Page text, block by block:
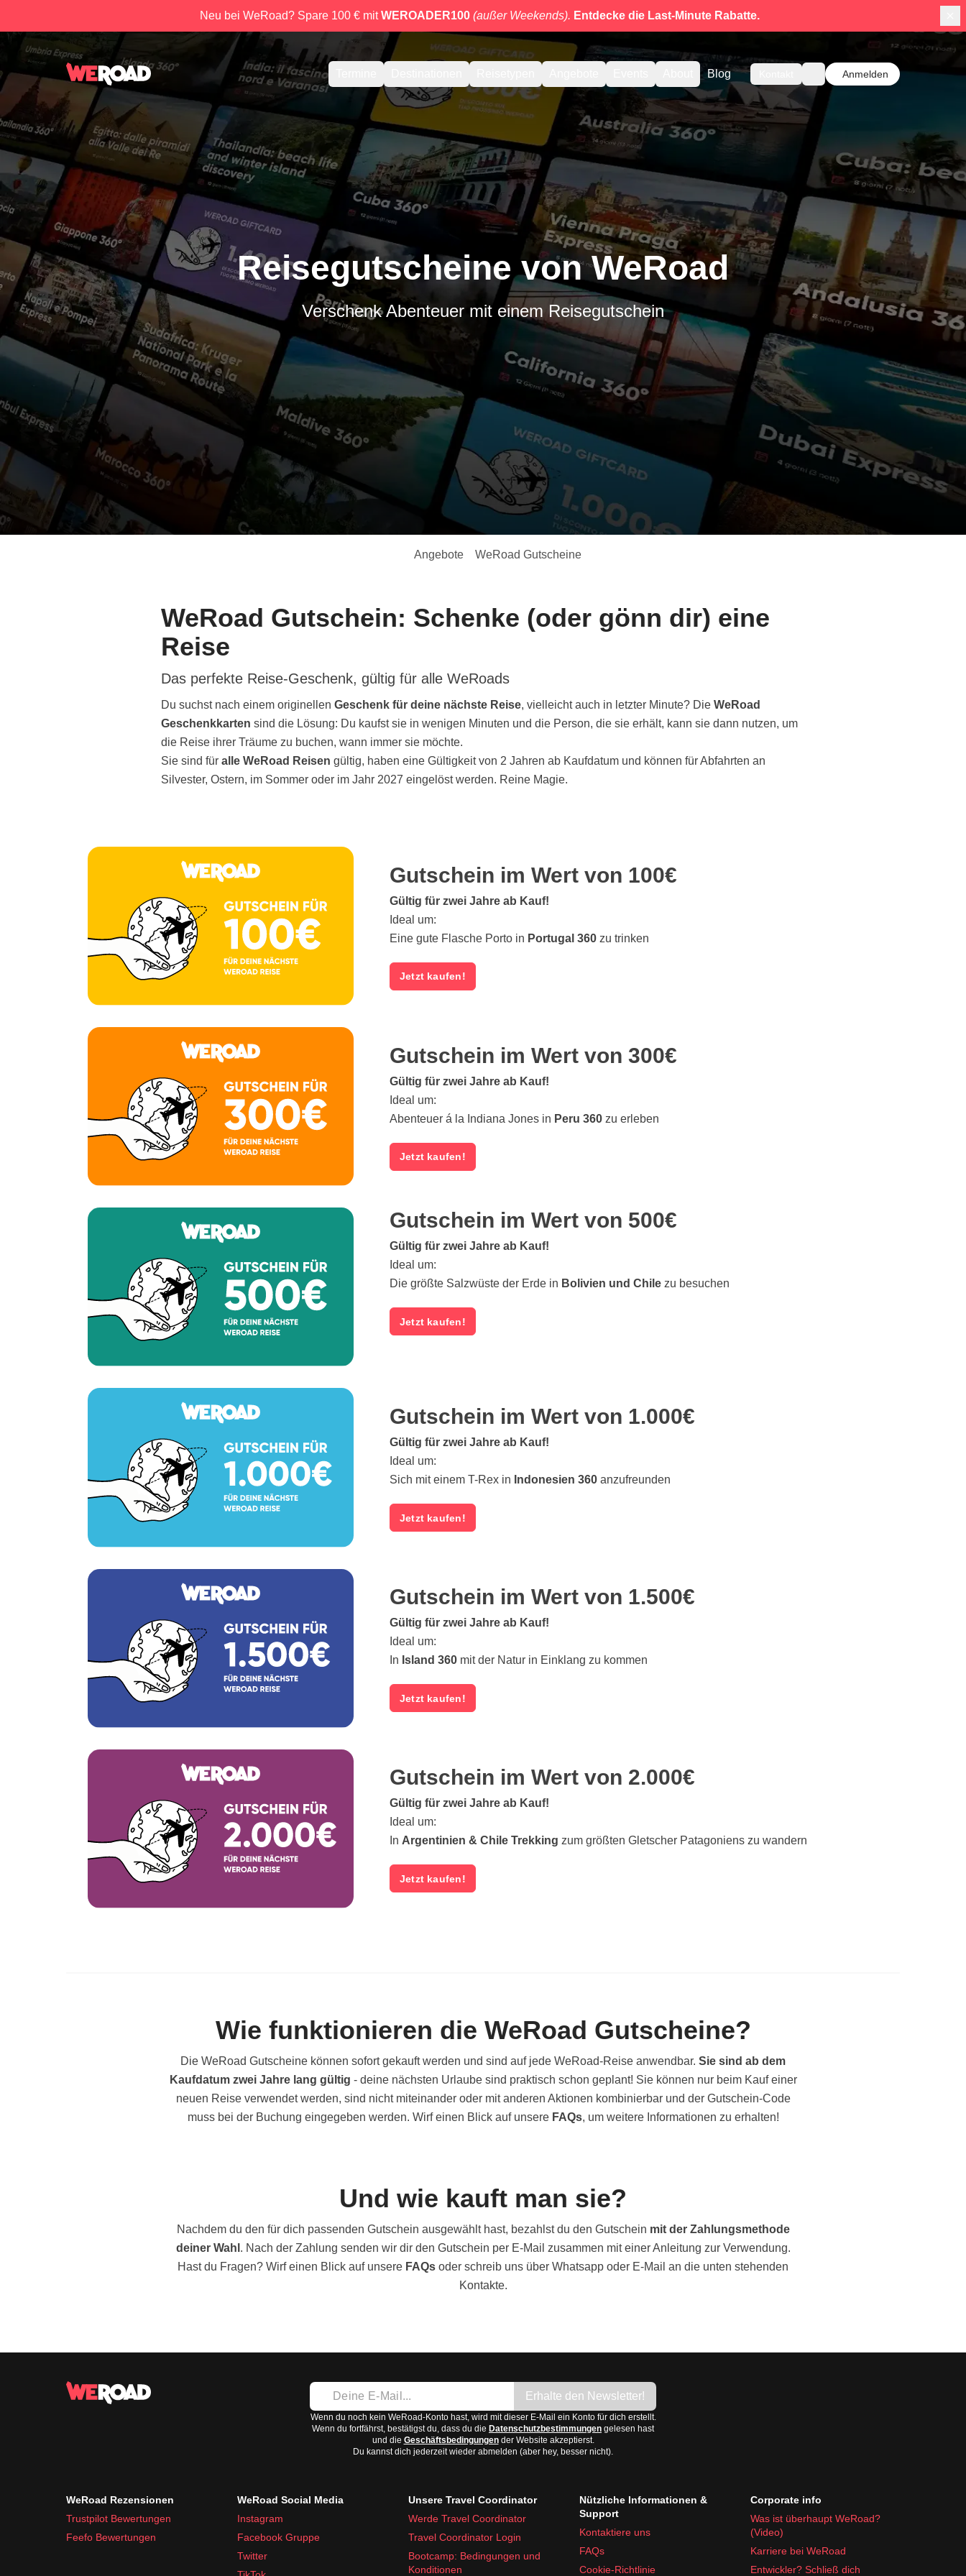
Neu bei WeRoad? Spare 100 € mitWEROADER100 (außer Weekends). Entdecke die Last-Minute Rabatte.
Blog Anmelden
Reisegutscheine von WeRoad
Verschenk Abenteuer mit einem Reisegutschein
Angebote WeRoad Gutscheine
WeRoad Gutschein: Schenke (oder gönn dir) eine
Reise
Das perfekte Reise-Geschenk, gültig für alle WeRoads
Du suchst nach einem originellen Geschenk für deine nächste Reise, vielleicht auch in letzter Minute? Die WeRoad
Geschenkkarten sind die Lösung: Du kaufst sie in wenigen Minuten und die Person, die sie erhält, kann sie dann nutzen, um
die Reise ihrer Träume zu buchen, wann immer sie möchte.
Sie sind für alle WeRoad Reisen gültig, haben eine Gültigkeit von 2 Jahren ab Kaufdatum und können für Abfahrten an
Silvester, Ostern, im Sommer oder im Jahr 2027 eingelöst werden. Reine Magie.
Gutschein im Wert von 100€
Gültig für zwei Jahre ab Kauf!
Ideal um:
Eine gute Flasche Porto in Portugal 360 zu trinken
Jetzt kaufen!
Gutschein im Wert von 300€
Gültig für zwei Jahre ab Kauf!
Ideal um:
Abenteuer á la Indiana Jones in Peru 360 zu erleben
Jetzt kaufen!
Gutschein im Wert von 500€
Gültig für zwei Jahre ab Kauf!
Ideal um:
Die größte Salzwüste der Erde in Bolivien und Chile zu besuchen
Jetzt kaufen!
Gutschein im Wert von 1.000€
Gültig für zwei Jahre ab Kauf!
Ideal um:
Sich mit einem T-Rex in Indonesien 360 anzufreunden
Jetzt kaufen!
Gutschein im Wert von 1.500€
Gültig für zwei Jahre ab Kauf!
Ideal um:
In Island 360 mit der Natur in Einklang zu kommen
Jetzt kaufen!
Gutschein im Wert von 2.000€
Gültig für zwei Jahre ab Kauf!
Ideal um:
In Argentinien & Chile Trekking zum größten Gletscher Patagoniens zu wandern
Jetzt kaufen!
Wie funktionieren die WeRoad Gutscheine?
Die WeRoad Gutscheine können sofort gekauft werden und sind auf jede WeRoad-Reise anwendbar. Sie sind ab dem
Kaufdatum zwei Jahre lang gültig - deine nächsten Urlaube sind praktisch schon geplant! Sie können nur beim Kauf einer
neuen Reise verwendet werden, sind nicht miteinander oder mit anderen Aktionen kombinierbar und der Gutschein-Code
muss bei der Buchung eingegeben werden. Wirf einen Blick auf unsere FAQs, um weitere Informationen zu erhalten!
Und wie kauft man sie?
Nachdem du den für dich passenden Gutschein ausgewählt hast, bezahlst du den Gutschein mit der Zahlungsmethode
deiner Wahl . Nach der Zahlung senden wir dir den Gutschein per E-Mail zusammen mit einer Anleitung zur Verwendung.
Hast du Fragen? Wirf einen Blick auf unsere FAQs oder schreib uns über Whatsapp oder E-Mail an die unten stehenden
Kontakte.
Erhalte den Newsletter!
Wenn du noch kein WeRoad-Konto hast, wird mit dieser E-Mail ein Konto für dich erstellt.
Wenn du fortfährst, bestätigst du, dass du die Datenschutzbestimmungen gelesen hast
und die Geschäftsbedingungender Website akzeptierst.
Du kannst dich jederzeit wieder abmelden (aber hey, besser nicht).
WeRoad Rezensionen
Trustpilot Bewertungen
Feefo Bewertungen
WeRoad Social Media
Instagram
Facebook Gruppe
Twitter
Unsere Travel Coordinator
Werde Travel Coordinator
Travel Coordinator Login
Bootcamp: Bedingungen und
Konditionen
Nützliche Informationen &
Support
Kontaktiere uns
FAQs
Cookie-Richtlinie
Corporate info
Was ist überhaupt WeRoad?
(Video)
Karriere bei WeRoad
Entwickler? Schließ dich